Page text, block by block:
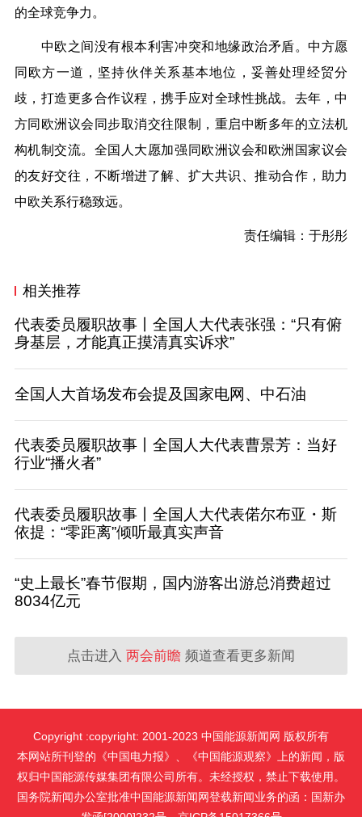
的全球竞争力。
中欧之间没有根本利害冲突和地缘政治矛盾。中方愿
同欧方一道，坚持伙伴关系基本地位，妥善处理经贸分
歧，打造更多合作议程，携手应对全球性挑战。去年，中
方同欧洲议会同步取消交往限制，重启中断多年的立法机
构机制交流。全国人大愿加强同欧洲议会和欧洲国家议会
的友好交往，不断增进了解、扩大共识、推动合作，助力
中欧关系行稳致远。
责任编辑：于彤彤
相关推荐
代表委员履职故事丨全国人大代表张强：“只有俯
身基层，才能真正摸清真实诉求”
全国人大首场发布会提及国家电网、中石油
代表委员履职故事丨全国人大代表曹景芳：当好
行业“播火者”
代表委员履职故事丨全国人大代表偌尔布亚・斯
依提：“零距离”倾听最真实声音
“史上最长”春节假期，国内游客出游总消费超过
8034亿元
点击进入 两会前瞻 频道查看更多新闻
Copyright :copyright: 2001-2023 中国能源新闻网 版权所有
本网站所刊登的《中国电力报》、《中国能源观察》上的新闻，版
权归中国能源传媒集团有限公司所有。未经授权，禁止下载使用。
国务院新闻办公室批准中国能源新闻网登载新闻业务的函：国新办